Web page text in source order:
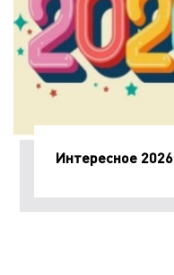
Интересное 2026